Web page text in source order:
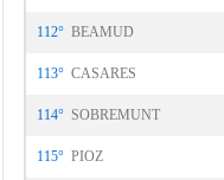
112° BEAMUD
113° CASARES
114° SOBREMUNT
115° PIOZ